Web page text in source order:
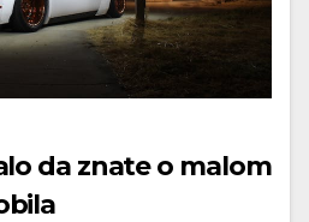
da znate o malom